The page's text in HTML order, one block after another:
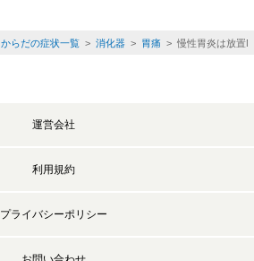
からだの症状一覧> 消化器> 胃痛 > 慢性胃炎は放置
運営会社
利用規約
プライバシーポリシー